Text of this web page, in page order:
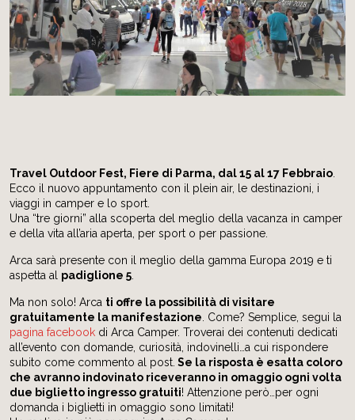
Travel Outdoor Fest, Fiere di Parma, dal 15 al 17 Febbraio
Ecco il nuovo appuntamento con il plein air, le destinazioni, i
viaggi in camper e lo sport.
Una “tre giorni” alla scoperta del meglio della vacanza in camper
e della vita all’aria aperta, per sport o per passione.
Arca sarà presente con il meglio della gamma Europa 2019 e ti
aspetta al padiglione 5
Ma non solo! Arca ti offre la possibilità di visitare
gratuitamente la manifestazione . Come? Semplice, segui la
pagina facebook di Arca Camper. Troverai dei contenuti dedicati
all’evento con domande, curiosità, indovinelli…a cui rispondere
subito come commento al post. Se la risposta è esatta coloro
che avranno indovinato riceveranno in omaggio ogni volta
due biglietto ingresso gratuiti! Attenzione però…per ogni
domanda i biglietti in omaggio sono limitati!